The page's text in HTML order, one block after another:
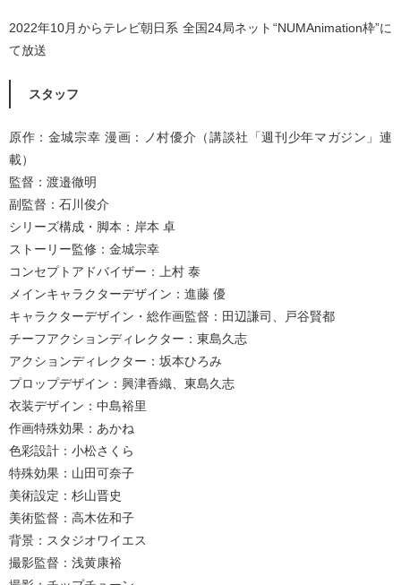
2022年10月からテレビ朝日系 全国24局ネット“NUMAnimation枠”に
て放送
スタッフ
原作：金城宗幸 漫画：ノ村優介（講談社「週刊少年マガジン」連
載）
監督：渡邉徹明
副監督：石川俊介
シリーズ構成・脚本：岸本 卓
ストーリー監修：金城宗幸
コンセプトアドバイザー：上村 泰
メインキャラクターデザイン：進藤 優
キャラクターデザイン・総作画監督：田辺謙司、戸谷賢都
チーフアクションディレクター：東島久志
アクションディレクター：坂本ひろみ
プロップデザイン：興津香織、東島久志
衣装デザイン：中島裕里
作画特殊効果：あかね
色彩設計：小松さくら
特殊効果：山田可奈子
美術設定：杉山晋史
美術監督：高木佐和子
背景：スタジオワイエス
撮影監督：浅黄康裕